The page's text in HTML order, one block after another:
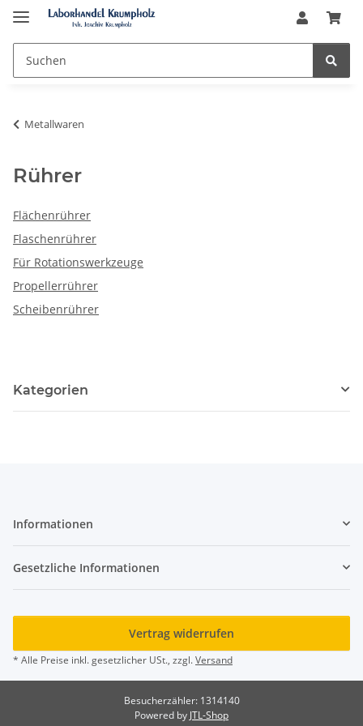
Metallwaren
Rührer
Flächenrührer
Flaschenrührer
Für Rotationswerkzeuge
Propellerrührer
Scheibenrührer
Kategorien
Informationen
Gesetzliche Informationen
Vertrag widerrufen
* Alle Preise inkl. gesetzlicher USt., zzgl.Versand
Besucherzähler: 1314140
Powered by JTL-Shop